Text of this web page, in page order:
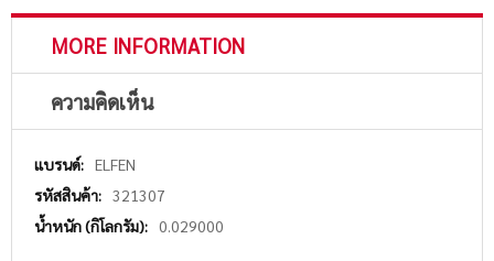
MORE INFORMATION
ความคิดเห็น
More
Information
ELFEN
321307
0.029000